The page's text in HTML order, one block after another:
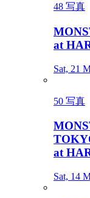
48 写真
at
Sat, 21
50 写真
at
Sat, 14